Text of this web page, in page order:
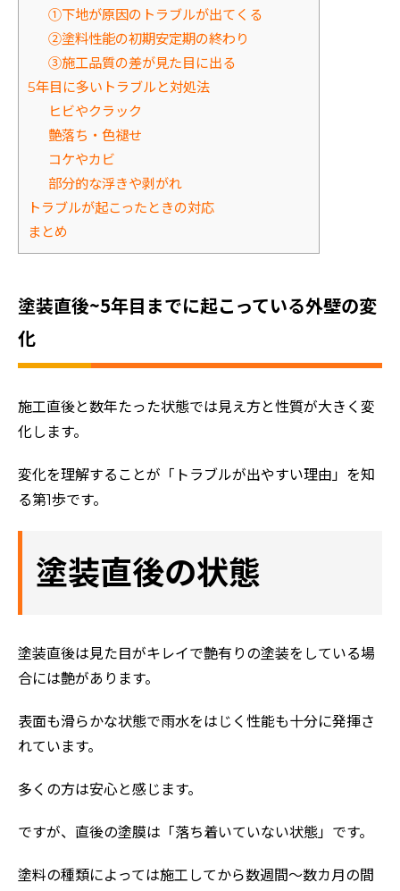
①下地が原因のトラブルが出てくる
②塗料性能の初期安定期の終わり
③施工品質の差が見た目に出る
5年目に多いトラブルと対処法
ヒビやクラック
艶落ち・色褪せ
コケやカビ
部分的な浮きや剥がれ
トラブルが起こったときの対応
まとめ
塗装直後~5年目までに起こっている外壁の変
化
施工直後と数年たった状態では見え方と性質が大きく変
化します。
変化を理解することが「トラブルが出やすい理由」を知
る第1歩です。
塗装直後の状態
塗装直後は見た目がキレイで艶有りの塗装をしている場
合には艶があります。
表面も滑らかな状態で雨水をはじく性能も十分に発揮さ
れています。
多くの方は安心と感じます。
ですが、直後の塗膜は「落ち着いていない状態」です。
塗料の種類によっては施工してから数週間～数カ月の間